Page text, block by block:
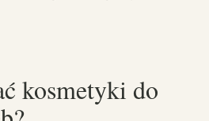
kosmetyki do